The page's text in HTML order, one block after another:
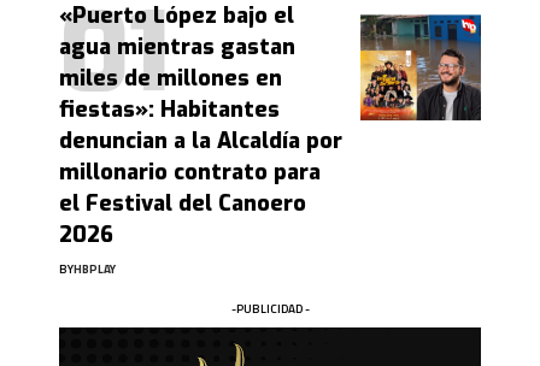
«Puerto López bajo el
agua mientras gastan
miles de millones en
fiestas»: Habitantes
denuncian a la Alcaldía por
millonario contrato para
el Festival del Canoero
2026
BYHBPLAY
-PUBLICIDAD -